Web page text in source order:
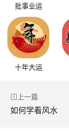
批事业运
十年大运
上一篇
如何学看风水